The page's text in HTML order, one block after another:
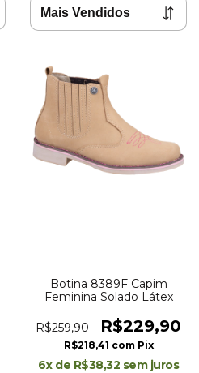
Botina 8389F Capim
Feminina Solado Látex
R$259,90 R$229,90
R$218,41 com Pix
6x de R$38,32 sem juros